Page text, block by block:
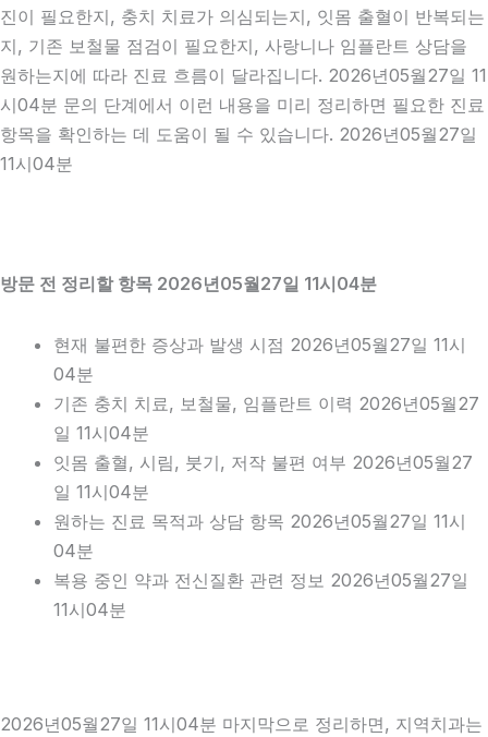
진이 필요한지, 충치 치료가 의심되는지, 잇몸 출혈이 반복되는
지, 기존 보철물 점검이 필요한지, 사랑니나 임플란트 상담을
원하는지에 따라 진료 흐름이 달라집니다. 2026년05월27일 11
시04분 문의 단계에서 이런 내용을 미리 정리하면 필요한 진료
항목을 확인하는 데 도움이 될 수 있습니다. 2026년05월27일
11시04분
방문 전 정리할 항목 2026년05월27일 11시04분
현재 불편한 증상과 발생 시점 2026년05월27일 11시
04분
기존 충치 치료, 보철물, 임플란트 이력 2026년05월27
일 11시04분
잇몸 출혈, 시림, 붓기, 저작 불편 여부 2026년05월27
일 11시04분
원하는 진료 목적과 상담 항목 2026년05월27일 11시
04분
복용 중인 약과 전신질환 관련 정보 2026년05월27일
11시04분
2026년05월27일 11시04분 마지막으로 정리하면, 지역치과는